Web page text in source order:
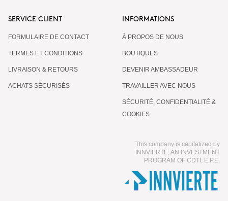
SERVICE CLIENT
FORMULAIRE DE CONTACT
TERMES ET CONDITIONS
LIVRAISON & RETOURS
ACHATS SÉCURISÉS
INFORMATIONS
À PROPOS DE NOUS
BOUTIQUES
DEVENIR AMBASSADEUR
TRAVAILLER AVEC NOUS
SÉCURITÉ, CONFIDENTIALITÉ &
COOKIES
This company is capitalized by
INNVIERTE, AN INVESTMENT
PROGRAM OF CDTI, E.P.E.